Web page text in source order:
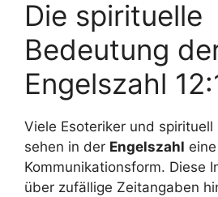
Die spirituelle
Bedeutung
Engelszahl
Viele Esoteriker und spirituell
sehen in der Engelszahl
Kommunikationsform. Diese
über zufällige Zeitangaben